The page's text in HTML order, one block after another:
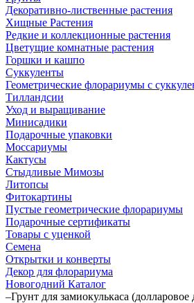
Декоративно-лиственные растения
Хищные Растения
Редкие и коллекционные растения
Цветущие комнатные растения
Горшки и кашпо
Суккуленты
Геометрические флорариумы с
Тилландсии
Уход и выращивание
Минисадики
Подарочные упаковки
Моссариумы
Кактусы
Стыдливые Мимозы
Литопсы
Фитокартины
Пустые геометрические флорариумы
Подарочные сертификаты
Товары с уценкой
Семена
Открытки и конверты
Декор для флорариума
Новогодний Каталог
–Грунт для замиокулькаса (долларовое